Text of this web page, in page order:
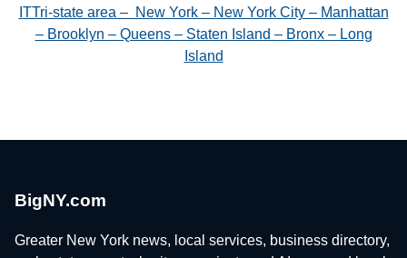
ITTri-state area – New York – New York City – Manhattan
– Brooklyn – Queens – Staten Island – Bronx – Long
Island
BigNY.com
Greater New York news, local services, business directory,